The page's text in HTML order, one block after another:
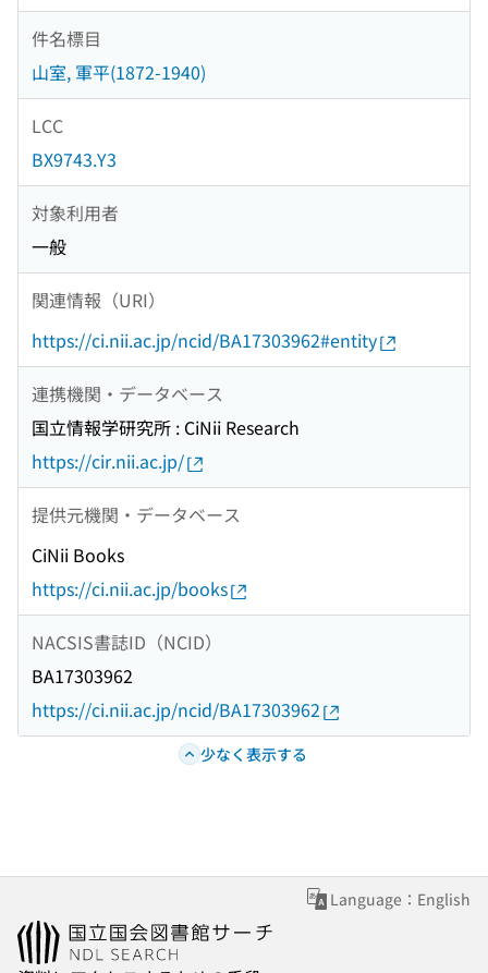
件名標目
山室, 軍平(1872-1940)
LCC
BX9743.Y3
対象利用者
一般
関連情報（URI）
https://ci.nii.ac.jp/ncid/BA17303962#entity
連携機関・データベース
国立情報学研究所 : CiNii Research
https://cir.nii.ac.jp/
提供元機関・データベース
CiNii Books
https://ci.nii.ac.jp/books
NACSIS書誌ID（NCID）
BA17303962
https://ci.nii.ac.jp/ncid/BA17303962
少なく表示する
Language：English